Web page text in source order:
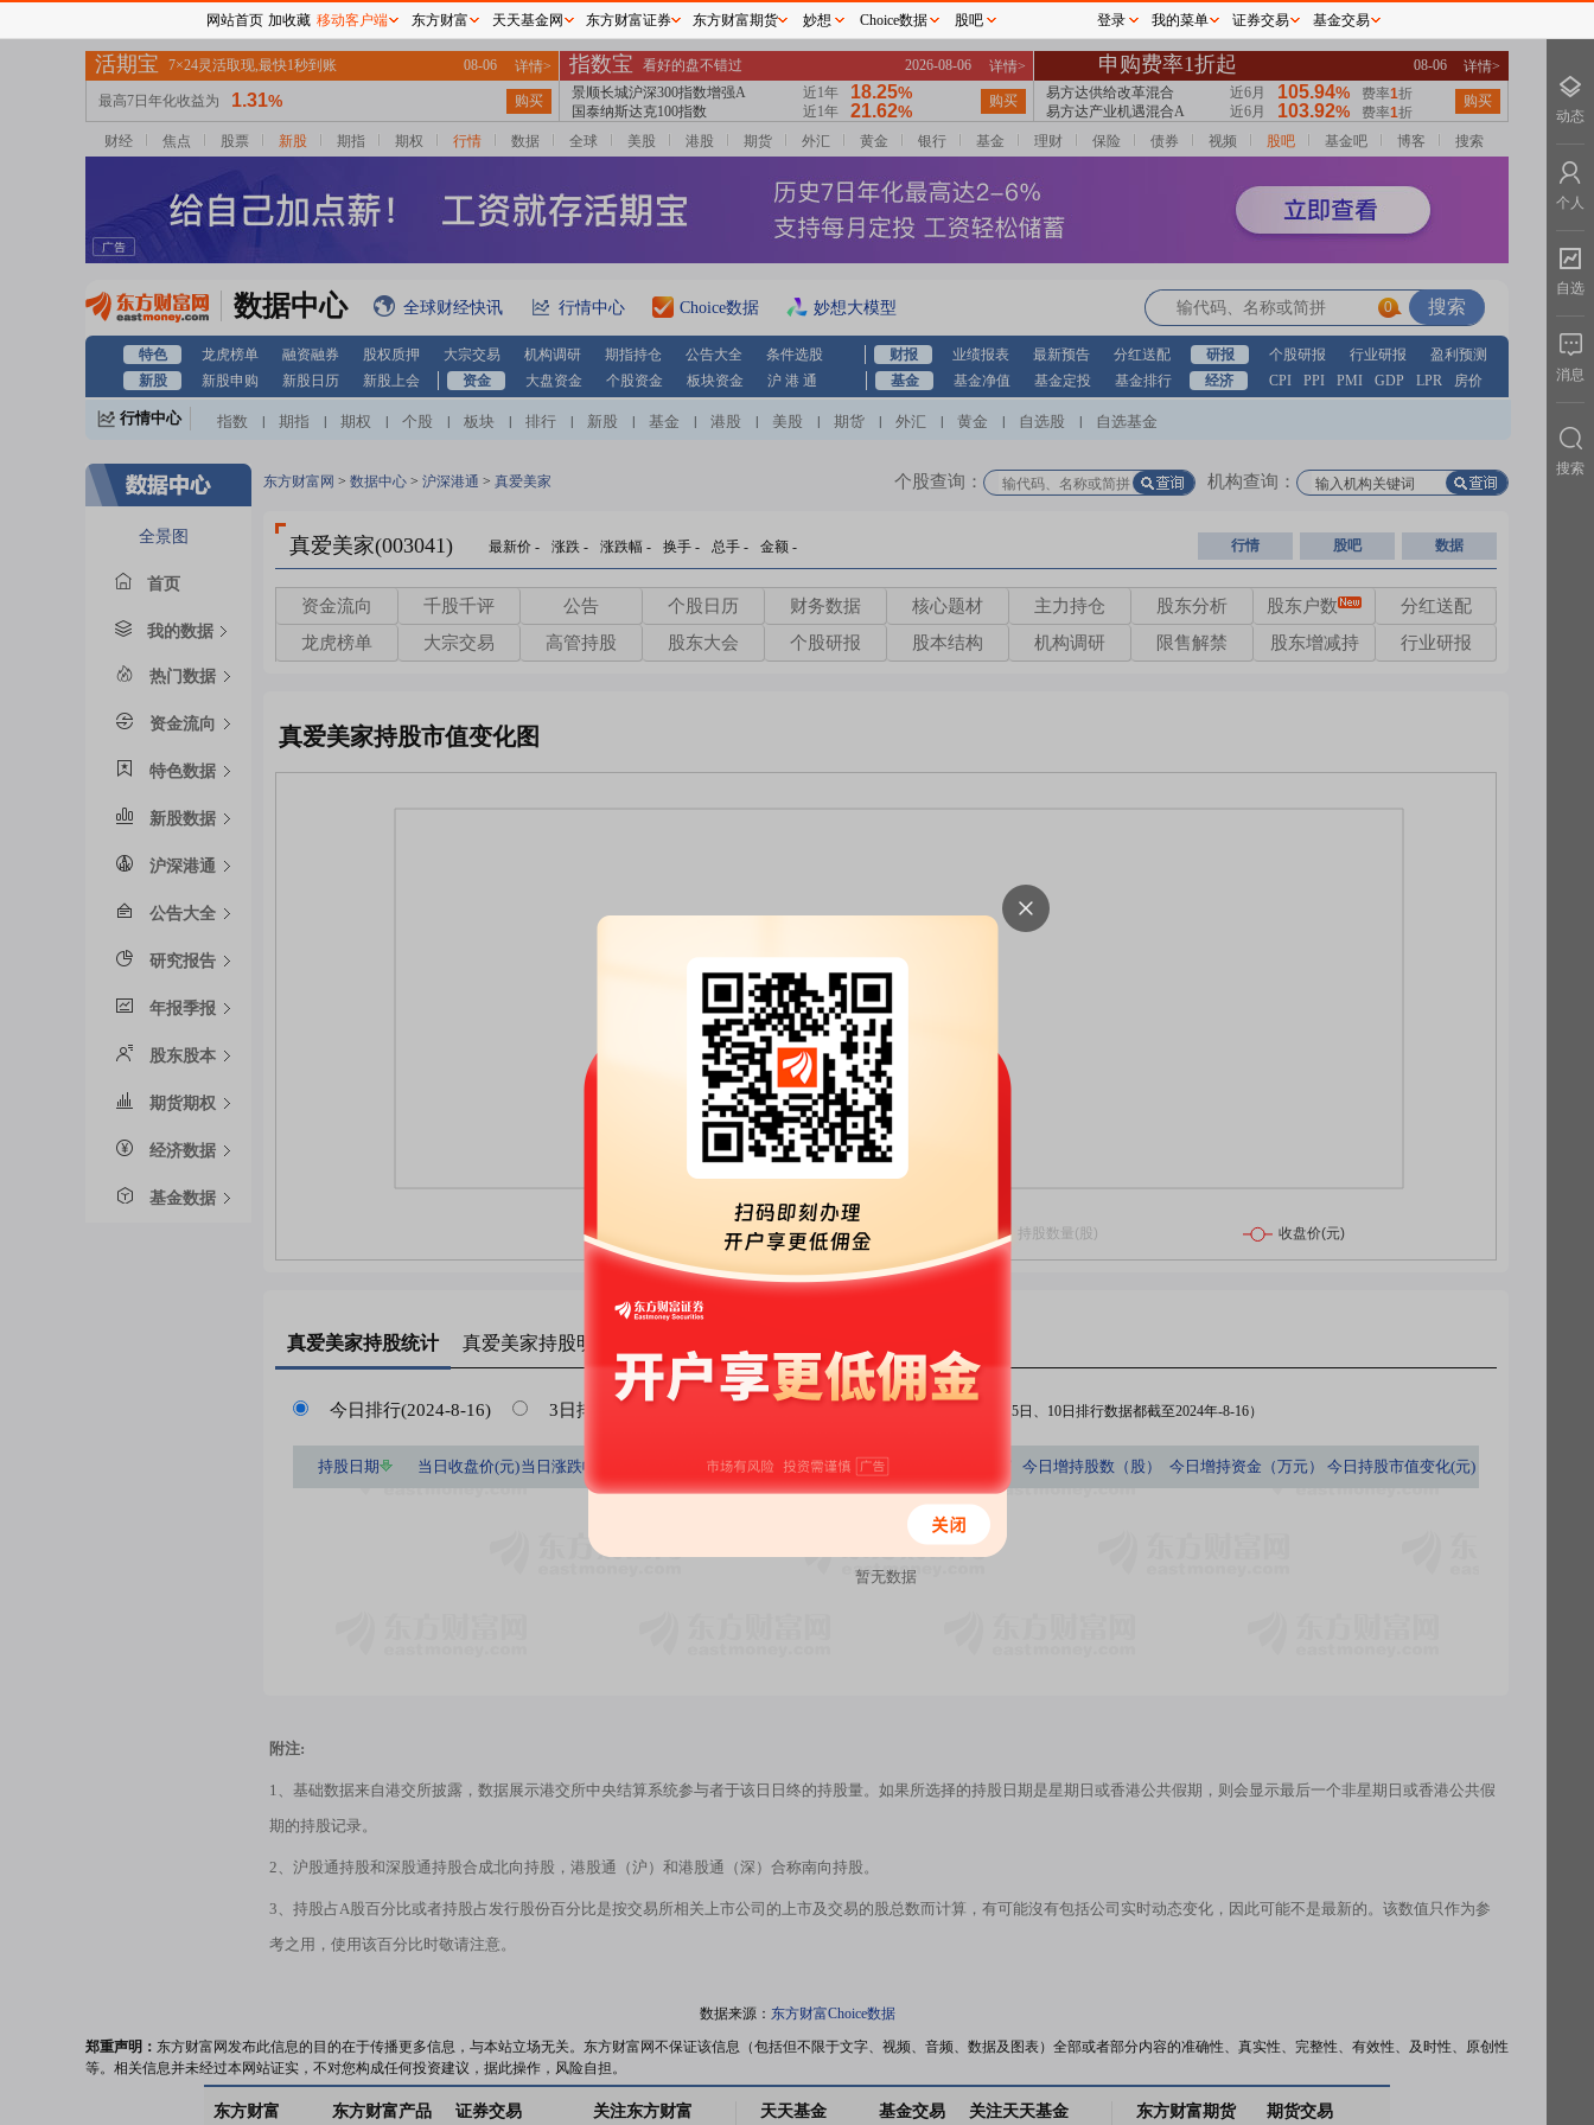
财经 焦点 股票 新股 期指 期权 行情 数据 全球 美股 港股 期货 外汇 黄金 银行 基金 理财 保险 债券 视频 股吧 基金吧 博客 搜索
数据中心 全球财经快讯 行情中心 Choice数据 妙想大模型 0
特色 龙虎榜单 融资融券 股权质押 大宗交易 机构调研 期指持仓 公告大全 条件选股 财报 业绩报表 最新预告 分红送配 研报 个股研报 行业研报
盈利预测
新股
新股申购 新股日历 新股上会 资金 大盘资金 个股资金 板块资金 沪 港 通 基金 基金净值 基金定投 基金排行 经济 CPI PPI PMI GDP LPR 房价
行情中心 指数 期指 期权 个股 板块 排行 新股 基金 港股 美股 期货 外汇 黄金 自选股 自选基金
全景图
首页
我的数据
热门数据
资金流向
特色数据
新股数据
沪深港通
公告大全
研究报告
年报季报
股东股本
期货期权
经济数据
基金数据
东方财富网 > 数据中心 > 沪深港通 > 真爱美家 个股查询： 机构查询：
真爱美家(003041) 最新价 - 涨跌 - 涨跌幅 - 换手 - 总手 - 金额 - 行情 股吧 数据
资金流向 千股千评 公告 个股日历 财务数据 核心题材 主力持仓 股东分析 股东户数
分红送配
龙虎榜单
大宗交易 高管持股 股东大会 个股研报 股本结构 机构调研 限售解禁 股东增减持 行业研报
真爱美家持股市值变化图
真爱美家持股统计 真爱美家持股明细
今日排行(2024-8-16) 3日排行 （注：今日、3日、5日、10日排行数据都截至2024年-8-16）
持股日期 当日收盘价(元)当日涨跌幅(%) 持股数量(股) 持股市值(元)
持股数量占A股百分比
今日 增持股数（股） 今日 增持资金（万元） 今日 持股市值变化(元)
暂无数据
附注:
1、基础数据来自港交所披露，数据展示港交所中央结算系统参与者于该日日终的持股量。如果所选择的持股日期是星期日或香港公共假期，则会显示最后一个非星期日或香港公共假
期的持股记录。
2、沪股通持股和深股通持股合成北向持股，港股通（沪）和港股通（深）合称南向持股。
3、持股占A股百分比或者持股占发行股份百分比是按交易所相关上市公司的上市及交易的股总数而计算，有可能沒有包括公司实时动态变化，因此可能不是最新的。该数值只作为参
考之用，使用该百分比时敬请注意。
数据来源： 东方财富Choice数据
郑重声明： 东方财富网发布此信息的目的在于传播更多信息，与本站立场无关。东方财富网不保证该信息（包括但不限于文字、视频、音频、数据及图表）全部或者部分内容的准确性、真实性、完整性、有效性、及时性、原创性
等。相关信息并未经过本网站证实，不对您构成任何投资建议，据此操作，风险自担。
东方财富 东方财富产品 证券交易 关注东方财富 天天基金 基金交易 关注天天基金 东方财富期货 期货交易
网站首页 加收藏 移动客户端 东方财富 天天基金网 东方财富证券 东方财富期货 妙想 Choice数据 股吧 登录 我的菜单 证券交易 基金交易
动态
个人
自选
消息
搜索